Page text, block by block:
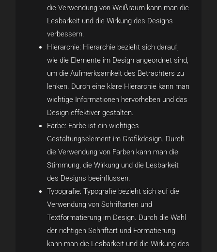
die Verwendung von Weißraum kann man die
Lesbarkeit und die Wirkung des Designs
verbessern.
Hierarchie: Hierarchie bezieht sich darauf,
wie die Elemente im Design angeordnet sind,
um die Aufmerksamkeit des Betrachters zu
lenken. Durch eine klare Hierarchie kann man
wichtige Informationen hervorheben und das
Design effektiver gestalten.
Farbe: Farbe ist ein wichtiges
Gestaltungselement im Grafikdesign. Durch
die Verwendung von Farben kann man die
Stimmung, die Wirkung und die Lesbarkeit
des Designs beeinflussen.
Typografie: Typografie bezieht sich auf die
Verwendung von Schriftarten und
Textformatierung im Design. Durch die Wahl
der richtigen Schriftart und Formatierung
kann man die Lesbarkeit und die Wirkung des